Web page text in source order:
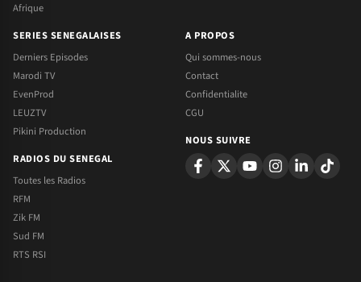
Afrique
SERIES SENEGALAISES
Derniers Episodes
Marodi TV
EvenProd
LEUZTV
Pikini Production
RADIOS DU SENEGAL
Toutes les Radios
RFM
Zik FM
Sud FM
RTS RSI
A PROPOS
Qui sommes-nous
Contact
Confidentialite
CGU
NOUS SUIVRE